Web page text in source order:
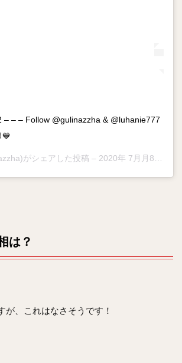
– – Follow @gulinazzha & @luhanie777
がシェアした投稿 – 2020年 7月月8日午後9時27分PDT
は？
が、これはなさそうです！